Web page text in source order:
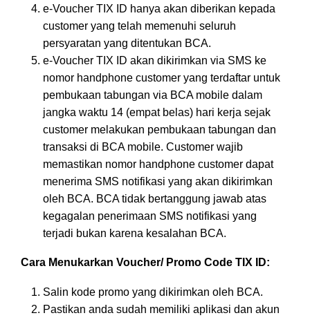
e-Voucher TIX ID hanya akan diberikan kepada
customer yang telah memenuhi seluruh
persyaratan yang ditentukan BCA.
e-Voucher TIX ID akan dikirimkan via SMS ke
nomor handphone customer yang terdaftar untuk
pembukaan tabungan via BCA mobile dalam
jangka waktu 14 (empat belas) hari kerja sejak
customer melakukan pembukaan tabungan dan
transaksi di BCA mobile. Customer wajib
memastikan nomor handphone customer dapat
menerima SMS notifikasi yang akan dikirimkan
oleh BCA. BCA tidak bertanggung jawab atas
kegagalan penerimaan SMS notifikasi yang
terjadi bukan karena kesalahan BCA.
Cara Menukarkan Voucher/ Promo Code TIX ID:
Salin kode promo yang dikirimkan oleh BCA.
Pastikan anda sudah memiliki aplikasi dan akun